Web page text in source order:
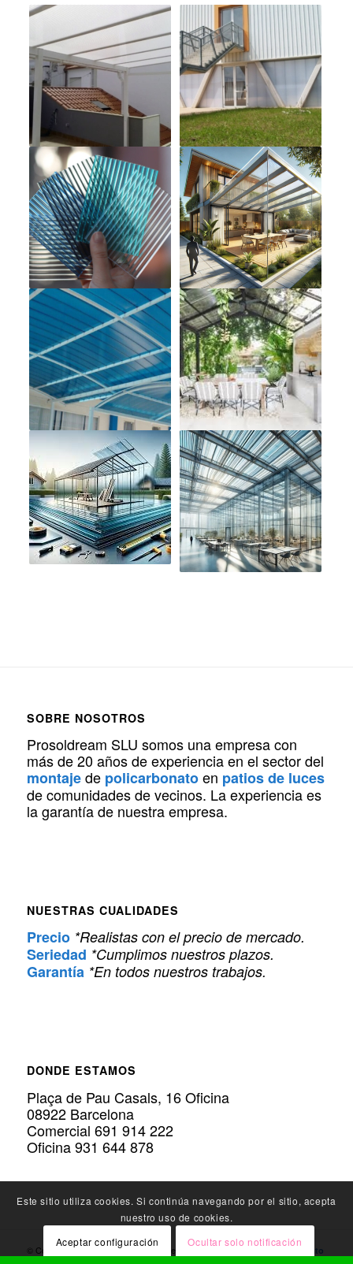
SOBRE NOSOTROS
Prosoldream SLU somos una empresa con
más de 20 años de experiencia en el sector del
montajede policarbonatoen patios de luces
de comunidades de vecinos. La experiencia es
la garantía de nuestra empresa.
NUESTRAS CUALIDADES
Precio *Realistas con el precio de mercado.
Seriedad *Cumplimos nuestros plazos.
Garantía *En todos nuestros trabajos.
DONDE ESTAMOS
Plaça de Pau Casals, 16 Oficina
08922 Barcelona
Comercial 691 914 222
Oficina 931 644 878
© Copyright Policarbonato.PRO - Expertos en Instalación de Policarbonato
Este sitio utiliza cookies. Si continúa navegando por el sitio, acepta
nuestro uso de cookies.
Aceptar configuración
Ocultar solo notificación